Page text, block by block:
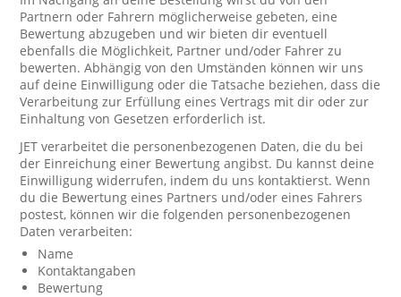
Partnern oder Fahrern möglicherweise gebeten, eine
Bewertung abzugeben und wir bieten dir eventuell
ebenfalls die Möglichkeit, Partner und/oder Fahrer zu
bewerten. Abhängig von den Umständen können wir uns
auf deine Einwilligung oder die Tatsache beziehen, dass die
Verarbeitung zur Erfüllung eines Vertrags mit dir oder zur
Einhaltung von Gesetzen erforderlich ist.
JET verarbeitet die personenbezogenen Daten, die du bei
der Einreichung einer Bewertung angibst. Du kannst deine
Einwilligung widerrufen, indem du uns kontaktierst. Wenn
du die Bewertung eines Partners und/oder eines Fahrers
postest, können wir die folgenden personenbezogenen
Daten verarbeiten:
Name
Kontaktangaben
Bewertung